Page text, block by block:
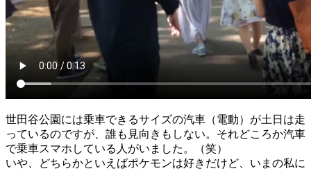
世田谷公園には乗車できるサイズの汽車（電動）が土日は走
っているのですが、誰も見向きもしない。それどころか汽車
で乗車スマホしている人がいました。（笑）
いや、どちらかといえばポケモンは好きだけど、いまの私に